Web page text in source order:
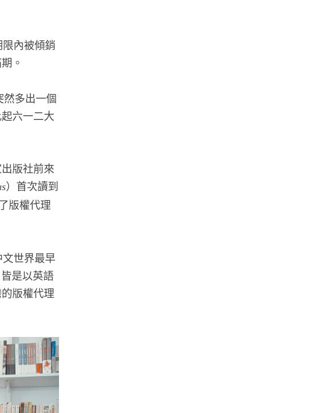
內被傾銷
。
然多出一個
六一二大
版社前來
）首次讀到
版權代理
世界最早
是以英語
版權代理